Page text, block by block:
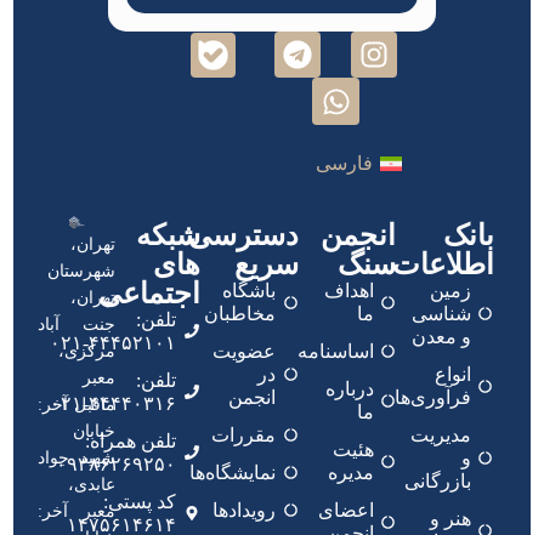
فارسی
بانک
اطلاعات
زمین
شناسی
و معدن
انواع
فرآوری‌ها
مدیریت
و
بازرگانی
هنر و
انجمن
سنگ
اهداف
ما
اساسنامه
درباره
ما
هئیت
مدیره
اعضای
دسترسی
سریع
باشگاه
مخاطبان
عضویت
در
انجمن
مقررات
نمایشگاه‌ها
رویدادها
شبکه
های
اجتماعی
تلفن:
۴۴۴۵۲۱۰۱-۰۲۱
تلفن:
۴۴۴۴۰۳۱۶-۰۲۱
تلفن همراه:
۰۹۳۸۶۲۶۹۲۵۰
کد پستی:
۱۴۷۵۶۱۴۶۱۴
تهران،
شهرستان
تهران،
جنت آباد
مرکزی،
معبر
ماقبل آخر:
خیابان
شهید جواد
عابدی،
معبر آخر: